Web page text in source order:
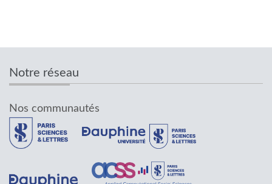
Notre réseau
Nos communautés